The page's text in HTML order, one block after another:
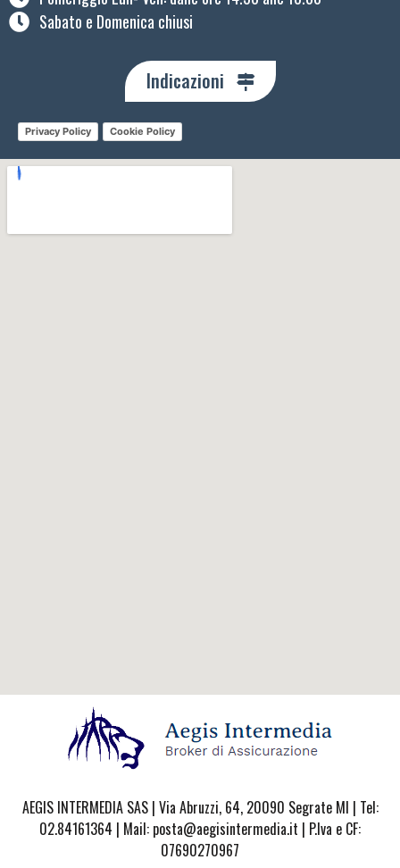
Sabato e Domenica chiusi
Indicazioni
Privacy Policy Cookie Policy
AEGIS INTERMEDIA SAS | Via Abruzzi, 64, 20090 Segrate MI | Tel:
02.84161364 | Mail: posta@aegisintermedia.it | P.Iva e CF:
07690270967